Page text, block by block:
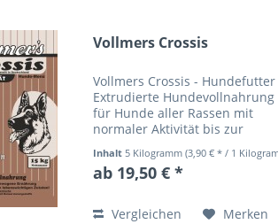
Vollmers Crossis
Vollmers Crossis - Hundefutter
Extrudierte Hundevollnahrung
für Hunde aller Rassen mit
normaler Aktivität bis zur
ist eine Vollnahrung mit
erhöhtem Energiegehalt, die
eine...
Inhalt5 Kilogramm(3,90 € * / 1
ab 19,50 € *
Vergleichen Merken